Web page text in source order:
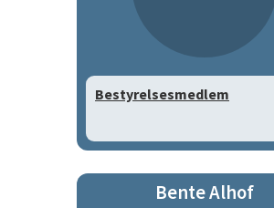
Bestyrelsesmedlem
Bente Alhof